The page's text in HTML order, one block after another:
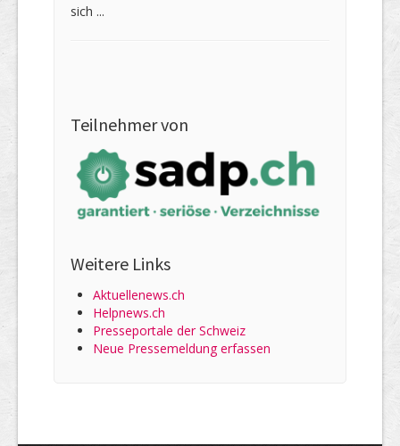
sich ...
Teilnehmer von
Weitere Links
Aktuellenews.ch
Helpnews.ch
Presseportale der Schweiz
Neue Pressemeldung erfassen